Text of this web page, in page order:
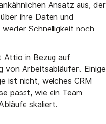
Ansatz aus, der
ihre Daten und
Schnelligkeit noch
Attio in Bezug auf
von Arbeitsabläufen. Einige
ist nicht, welches CRM
passt, wie ein Team
skaliert.